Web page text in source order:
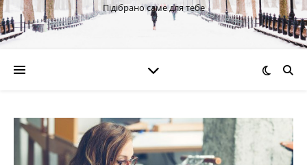
Підібрано саме для тебе